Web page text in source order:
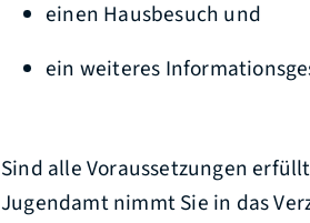
einen Hausbesuch und
ein weiteres
Sind alle Voraussetzungen
Jugendamt nimmt Sie in das